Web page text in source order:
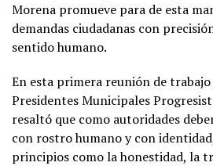
Morena promueve para de esta
demandas ciudadanas con
sentido humano.
En esta primera reunión de
Presidentes Municipales
resaltó que como autoridades
con rostro humano y con
principios como la honestidad, la